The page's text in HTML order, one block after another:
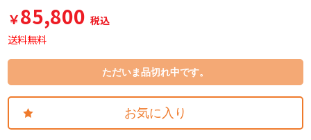
￥85,800 税込
送料無料
ただいま品切れ中です。
お気に入り